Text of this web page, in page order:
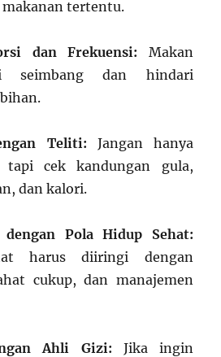
tertentu.
dan Frekuensi: Makan
seimbang dan hindari
Teliti: Jangan hanya
tapi cek kandungan gula,
dan kalori.
dengan Pola Hidup Sehat:
harus diiringi dengan
cukup, dan manajemen
Ahli Gizi: Jika ingin